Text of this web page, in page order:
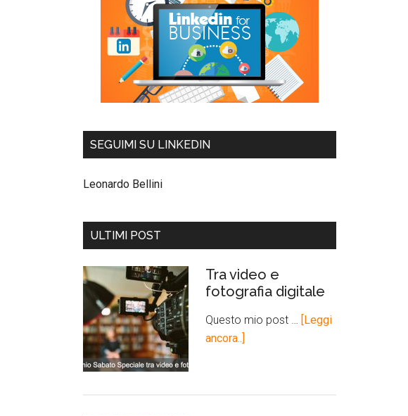
SEGUIMI SU LINKEDIN
Leonardo Bellini
ULTIMI POST
Tra video e
fotografia digitale
Questo mio post …
[Leggi
ancora..]